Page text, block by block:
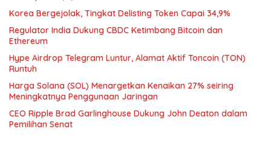
Korea Bergejolak, Tingkat Delisting Token Capai 34,9%
Regulator India Dukung CBDC Ketimbang Bitcoin dan
Ethereum
Hype Airdrop Telegram Luntur, Alamat Aktif Toncoin (TON)
Runtuh
Harga Solana (SOL) Menargetkan Kenaikan 27% seiring
Meningkatnya Penggunaan Jaringan
CEO Ripple Brad Garlinghouse Dukung John Deaton dalam
Pemilihan Senat